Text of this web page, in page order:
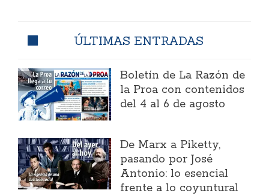
ÚLTIMAS ENTRADAS
Boletín de La Razón de
la Proa con contenidos
del 4 al 6 de agosto
​De Marx a Piketty,
pasando por José
Antonio: lo esencial
frente a lo coyuntural